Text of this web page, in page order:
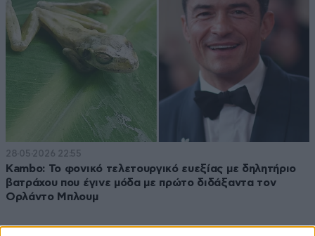
28·05·2026 22:55
Kambo: Το φονικό τελετουργικό ευεξίας με δηλητήριο
βατράχου που έγινε μόδα με πρώτο διδάξαντα τον
Ορλάντο Μπλουμ